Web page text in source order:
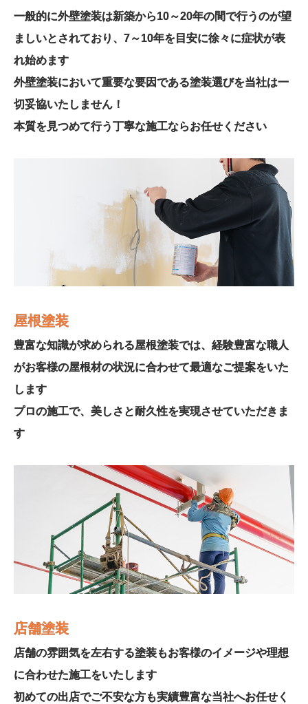
一般的に外壁塗装は新築から10～20年の間で行うのが望
ましいとされており、7～10年を目安に徐々に症状が表
れ始めます
外壁塗装において重要な要因である塗装選びを当社は一
切妥協いたしません！
本質を見つめて行う丁寧な施工ならお任せください
屋根塗装
豊富な知識が求められる屋根塗装では、経験豊富な職人
がお客様の屋根材の状況に合わせて最適なご提案をいた
します
プロの施工で、美しさと耐久性を実現させていただきま
す
店舗塗装
店舗の雰囲気を左右する塗装もお客様のイメージや理想
に合わせた施工をいたします
初めての出店でご不安な方も実績豊富な当社へお任せく